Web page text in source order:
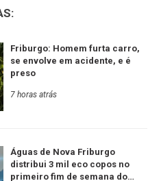
Friburgo: Homem furta carro,
se envolve em acidente, e é
preso
7 horas atrás
Águas de Nova Friburgo
distribui 3 mil eco copos no
primeiro fim de semana do